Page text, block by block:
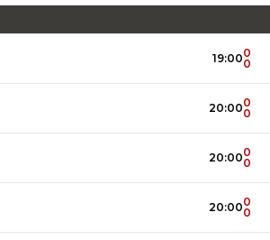
19:000
0
20:000
0
20:000
0
20:000
0